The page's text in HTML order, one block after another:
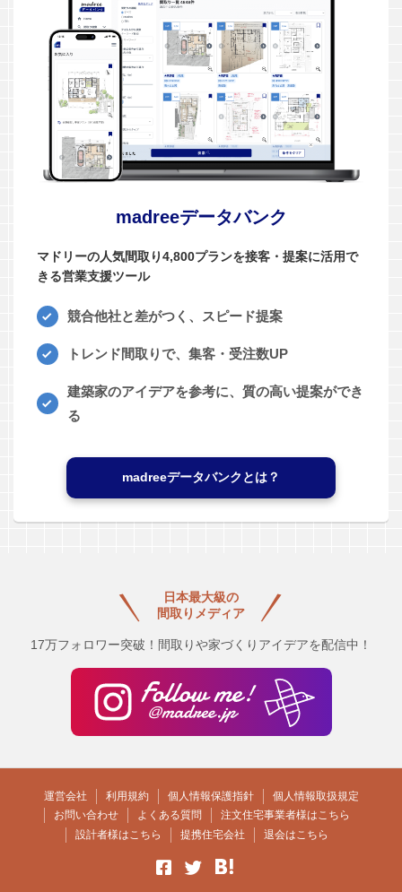
madreeデータバンク
マドリーの人気間取り4,800プランを接客・提案に活用で
きる営業支援ツール
競合他社と差がつく、スピード提案
トレンド間取りで、集客・受注数UP
建築家のアイデアを参考に、質の高い提案ができ
る
madreeデータバンクとは？
日本最大級の
間取りメディア
17万フォロワー突破！間取りや家づくりアイデアを配信中！
運営会社 利用規約 個人情報保護指針
個人情報取扱規定
お問い合わせ
よくある質問
注文住宅事業者様はこちら
設計者様はこちら
提携住宅会社 退会はこちら